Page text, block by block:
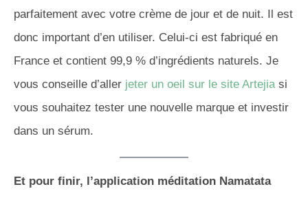
parfaitement avec votre crème de jour et de nuit. Il est
donc important d’en utiliser. Celui-ci est fabriqué en
France et contient 99,9 % d’ingrédients naturels. Je
vous conseille d’aller jeter un oeil sur le site Artejiasi
vous souhaitez tester une nouvelle marque et investir
dans un sérum.
Et pour finir, l’application méditation Namatata